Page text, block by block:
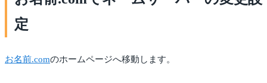
定
お名前.comのホームページへ移動します。